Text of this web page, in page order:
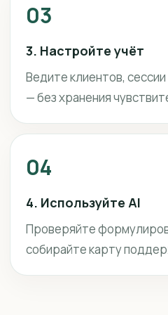
03
3. Настройте учёт
Ведите клиентов,
— без хранения
04
4. Используйте AI
Проверяйте
собирайте карту